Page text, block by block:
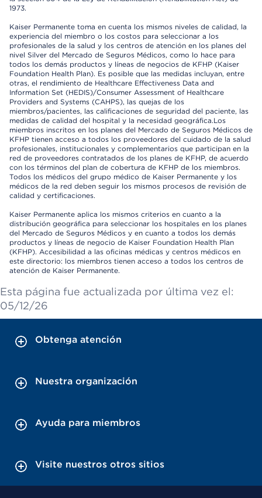
1973.
Kaiser Permanente toma en cuenta los mismos niveles de calidad, la
experiencia del miembro o los costos para seleccionar a los
profesionales de la salud y los centros de atención en los planes del
nivel Silver del Mercado de Seguros Médicos, como lo hace para
todos los demás productos y líneas de negocios de KFHP (Kaiser
Foundation Health Plan). Es posible que las medidas incluyan, entre
otras, el rendimiento de Healthcare Effectiveness Data and
Information Set (HEDIS)/Consumer Assessment of Healthcare
Providers and Systems (CAHPS), las quejas de los
miembros/pacientes, las calificaciones de seguridad del paciente, las
medidas de calidad del hospital y la necesidad geográfica.Los
miembros inscritos en los planes del Mercado de Seguros Médicos de
KFHP tienen acceso a todos los proveedores del cuidado de la salud
profesionales, institucionales y complementarios que participan en la
red de proveedores contratados de los planes de KFHP, de acuerdo
con los términos del plan de cobertura de KFHP de los miembros.
Todos los médicos del grupo médico de Kaiser Permanente y los
médicos de la red deben seguir los mismos procesos de revisión de
calidad y certificaciones.
Kaiser Permanente aplica los mismos criterios en cuanto a la
distribución geográfica para seleccionar los hospitales en los planes
del Mercado de Seguros Médicos y en cuanto a todos los demás
productos y líneas de negocio de Kaiser Foundation Health Plan
(KFHP). Accesibilidad a las oficinas médicas y centros médicos en
este directorio: los miembros tienen acceso a todos los centros de
atención de Kaiser Permanente.
Esta página fue actualizada por última vez el:
05/12/26
Obtenga atención
Nuestra organización
Ayuda para miembros
Visite nuestros otros sitios